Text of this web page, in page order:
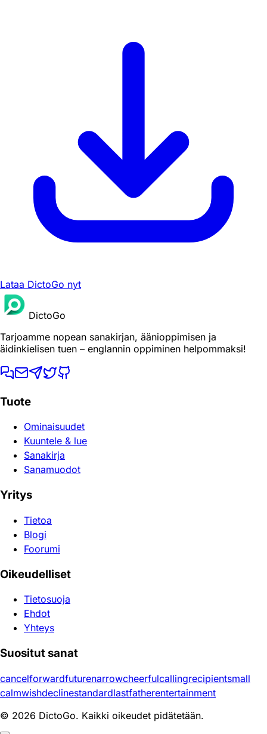
Lataa DictoGo nyt
DictoGo
Tarjoamme nopean sanakirjan, äänioppimisen ja
äidinkielisen tuen – englannin oppiminen helpommaksi!
Tuote
Ominaisuudet
Kuuntele & lue
Sanakirja
Sanamuodot
Yritys
Tietoa
Blogi
Foorumi
Oikeudelliset
Tietosuoja
Ehdot
Yhteys
Suositut sanat
cancelforwardfuturenarrowcheerfulcallingrecipientsmall
calmwishdeclinestandardlastfatherentertainment
© 2026 DictoGo. Kaikki oikeudet pidätetään.